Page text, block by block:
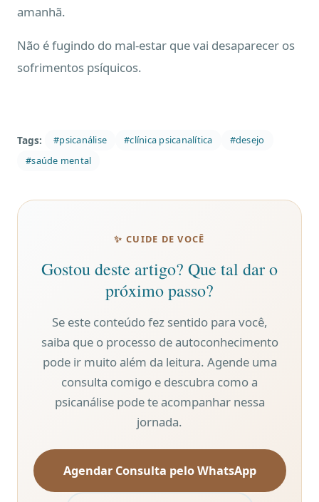
amanhã.
Não é fugindo do mal-estar que vai desaparecer os
sofrimentos psíquicos.
Tags: #psicanálise #clínica psicanalítica
#desejo
#saúde mental
✨ CUIDE DE VOCÊ
Gostou deste artigo? Que tal dar o
próximo passo?
Se este conteúdo fez sentido para você,
saiba que o processo de autoconhecimento
pode ir muito além da leitura. Agende uma
consulta comigo e descubra como a
psicanálise pode te acompanhar nessa
jornada.
Agendar Consulta pelo WhatsApp